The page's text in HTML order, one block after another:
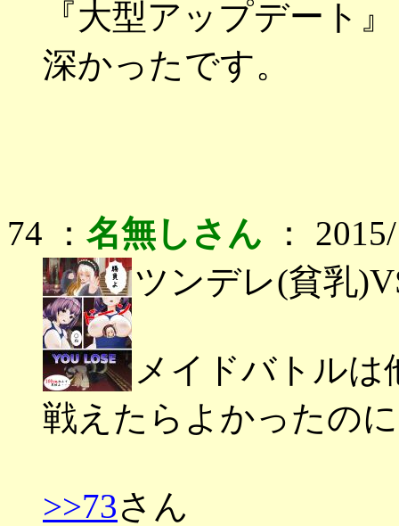
『大型アップデート
深かったです。
74 ： 名無しさん ：
ツンデレ(貧乳
メイドバトル
戦えたらよかったの
>>73さん